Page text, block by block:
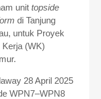
unit topside
di Tanjung
untuk Proyek
(WK)
28 April 2025
WPN7–WPN8